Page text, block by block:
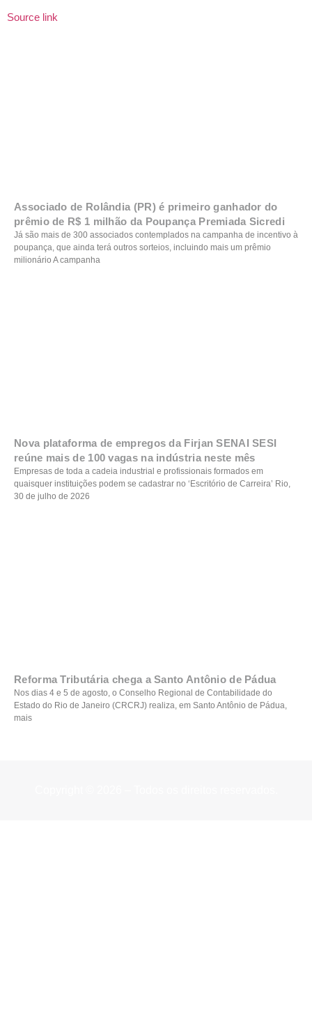
Source link
Associado de Rolândia (PR) é primeiro ganhador do
prêmio de R$ 1 milhão da Poupança Premiada Sicredi
Já são mais de 300 associados contemplados na campanha de incentivo à
poupança, que ainda terá outros sorteios, incluindo mais um prêmio
milionário A campanha
Nova plataforma de empregos da Firjan SENAI SESI
reúne mais de 100 vagas na indústria neste mês
Empresas de toda a cadeia industrial e profissionais formados em
quaisquer instituições podem se cadastrar no ‘Escritório de Carreira’ Rio,
30 de julho de 2026
Reforma Tributária chega a Santo Antônio de Pádua
Nos dias 4 e 5 de agosto, o Conselho Regional de Contabilidade do
Estado do Rio de Janeiro (CRCRJ) realiza, em Santo Antônio de Pádua,
mais